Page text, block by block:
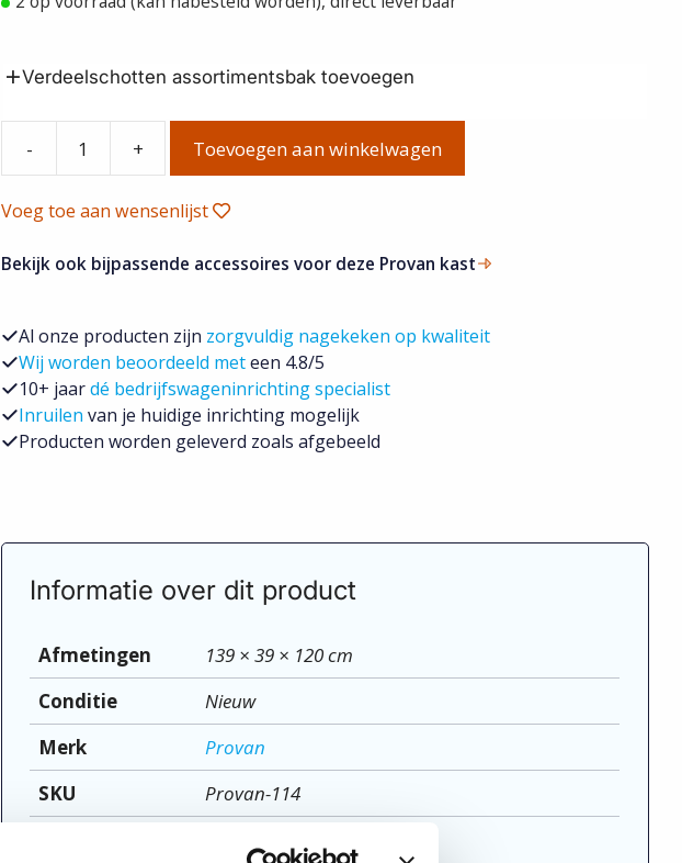
Verdeelschotten assortimentsbak toevoegen
-
Provan-
aantal
+ Toevoegen aan winkelwagen
Voeg toe aan wensenlijst
Bekijk ook bijpassende accessoires voor deze Provan kast
Al onze producten zijn zorgvuldig nagekeken op kwaliteit
Wij worden beoordeeld meteen 4.8/5
10+ jaardé bedrijfswageninrichting specialist
Inruilen van je huidige inrichting mogelijk
Producten worden geleverd zoals afgebeeld
Informatie over dit product
Afmetingen
139 × 39 × 120 cm
Conditie
Nieuw
Merk
Provan
SKU
Provan-114